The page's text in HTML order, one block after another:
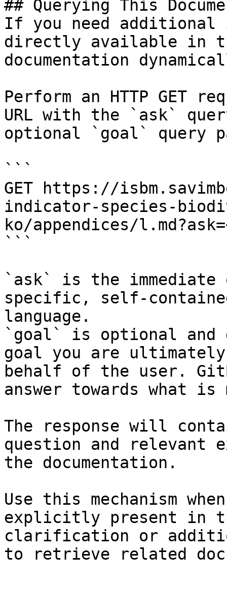
## Querying This
If you need
directly available in
documentation
Perform an HTTP GET
URL with the `ask`
optional `goal` query
```
GET https://
indicator-species-
ko/appendices/
```
`ask` is the
specific, self-
language.
`goal` is optional and
goal you are
behalf of the user.
answer towards what
The response will
question and relevant
the documentation.
Use this mechanism
explicitly present in
clarification or